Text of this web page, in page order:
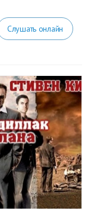
Слушать онлайн